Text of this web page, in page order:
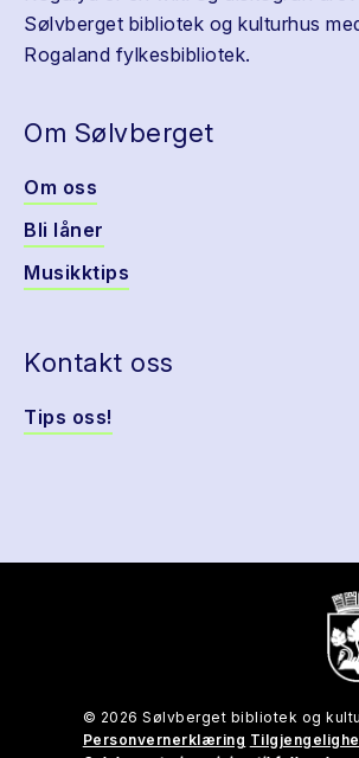
Sølvberget bibliotek og kulturhus
Rogaland fylkesbibliotek.
Om Sølvberget
Om oss
Bli låner
Musikktips
Kontakt oss
Tips oss!
© 2026 Sølvberget bibliotek og
Personvernerklæring